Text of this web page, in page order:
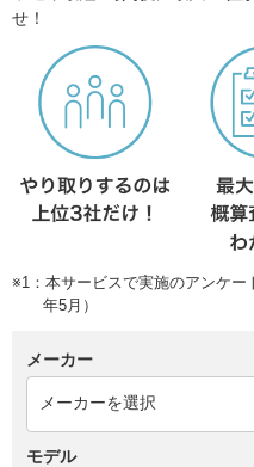
せ！
※1：本サービスで実施のアンケー
年5月）
メーカー
モデル